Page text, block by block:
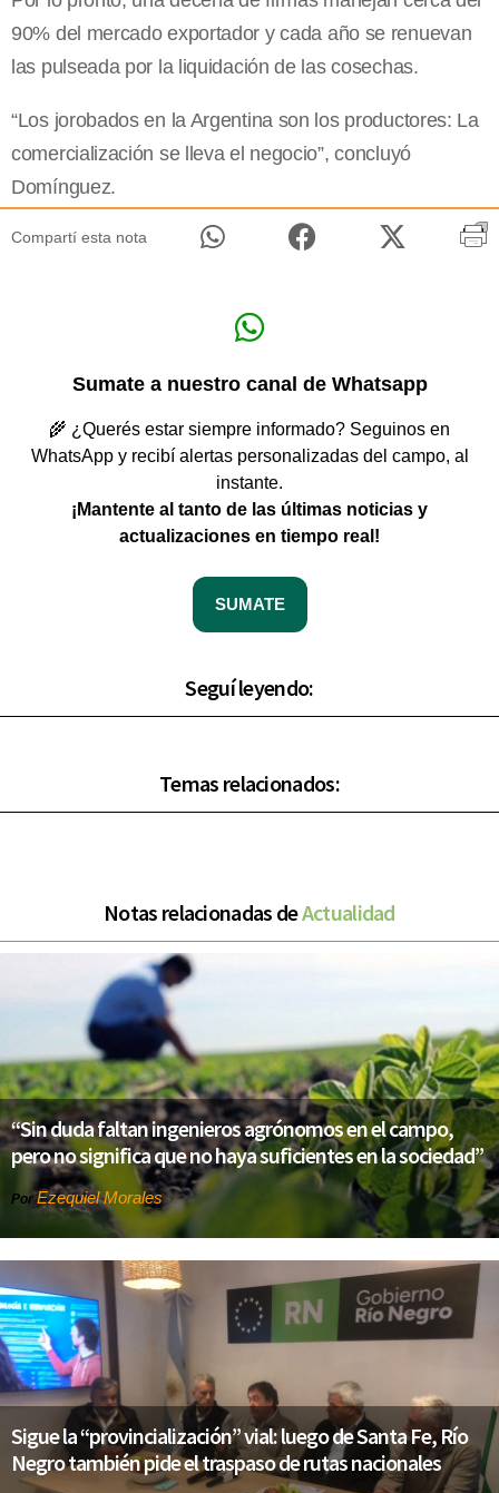
90% del mercado exportador y cada año se renuevan
las pulseada por la liquidación de las cosechas.
“Los jorobados en la Argentina son los productores: La
comercialización se lleva el negocio”, concluyó
Domínguez.
Compartí esta nota
Sumate a nuestro canal de Whatsapp
🌾 ¿Querés estar siempre informado? Seguinos en
WhatsApp y recibí alertas personalizadas del campo, al
instante.
¡Mantente al tanto de las últimas noticias y
actualizaciones en tiempo real!
SUMATE
Seguí leyendo:
Temas relacionados:
Notas relacionadas deActualidad
“Sin duda faltan ingenieros agrónomos en el campo,
pero no significa que no haya suficientes en la sociedad”
PorEzequiel Morales
Sigue la “provincialización” vial: luego de Santa Fe, Río
Negro también pide el traspaso de rutas nacionales